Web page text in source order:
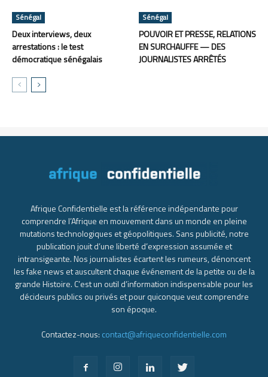
Sénégal
Deux interviews, deux
arrestations : le test
démocratique sénégalais
Sénégal
POUVOIR ET PRESSE, RELATIONS
EN SURCHAUFFE — DES
JOURNALISTES ARRÊTÉS
Afrique Confidentielle est la référence indépendante pour
comprendre l’Afrique en mouvement dans un monde en pleine
mutations technologiques et géopolitiques. Sans publicité, notre
publication jouit d’une liberté d’expression assumée et
intransigeante. Nos journalistes écartent les rumeurs, dénoncent
les fake news et auscultent chaque événement de la petite ou de la
grande Histoire. C’est un outil d’information indispensable pour les
décideurs publics ou privés et pour quiconque veut comprendre
son époque.
Contactez-nous: contact@afriqueconfidentielle.com